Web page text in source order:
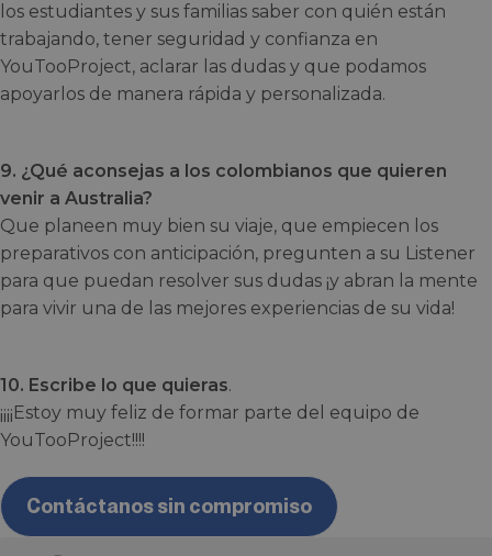
los estudiantes y sus familias saber con quién están
trabajando, tener seguridad y confianza en
YouTooProject, aclarar las dudas y que podamos
apoyarlos de manera rápida y personalizada.
9. ¿Qué aconsejas a los colombianos que quieren
venir a Australia?
Que planeen muy bien su viaje, que empiecen los
preparativos con anticipación, pregunten a su Listener
para que puedan resolver sus dudas ¡y abran la mente
para vivir una de las mejores experiencias de su vida!
10. Escribe lo que quieras.
¡¡¡¡Estoy muy feliz de formar parte del equipo de
YouTooProject!!!!
Contáctanos sin compromiso